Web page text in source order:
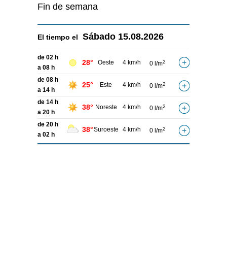
Fin de semana
El tiempo el Sábado 15.08.2026
de 02 h
a 08 h
28° Oeste 4 km/h 0 l/m2
de 08 h
a 14 h
25° Este 4 km/h 0 l/m2
de 14 h
a 20 h
38° Noreste 4 km/h 0 l/m2
de 20 h
a 02 h
38°Suroeste 4 km/h 0 l/m2